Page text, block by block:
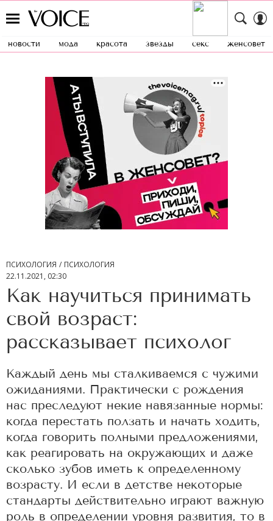
новости мода красота звезды секс женсовет
ПСИХОЛОГИЯ
ПСИХОЛОГИЯ
22.11.2021, 02:30
Как научиться принимать
свой возраст:
рассказывает психолог
Каждый день мы сталкиваемся с чужими
ожиданиями. Практически с рождения
нас преследуют некие навязанные нормы:
когда перестать ползать и начать ходить,
когда говорить полными предложениями,
как реагировать на окружающих и даже
сколько зубов иметь к определенному
возрасту. И если в детстве некоторые
стандарты действительно играют важную
роль в определении уровня развития, то в